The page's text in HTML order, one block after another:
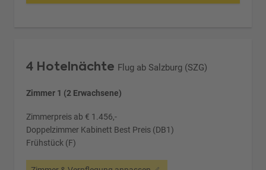
4 Hotelnächte Flug ab Salzburg (SZG)
Zimmer 1 (2 Erwachsene)
Zimmerpreis ab € 1.456,-
Doppelzimmer Kabinett Best Preis (DB1)
Frühstück (F)